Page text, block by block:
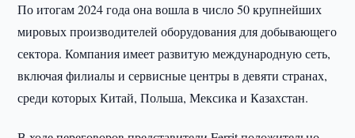
По итогам 2024 года она вошла в число 50 крупнейших
мировых производителей оборудования для добывающего
сектора. Компания имеет развитую международную сеть,
включая филиалы и сервисные центры в девяти странах,
среди которых Китай, Польша, Мексика и Казахстан.